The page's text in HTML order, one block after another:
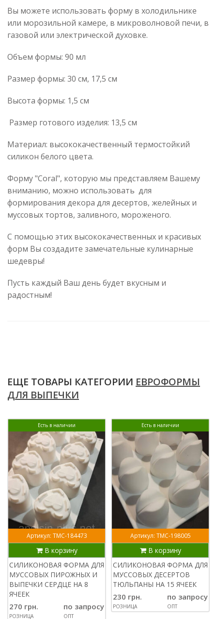
Вы можете использовать форму в холодильнике
или морозильной камере, в микроволновой печи, в
газовой или электрической духовке.
Объем формы: 90 мл
Размер формы: 30 см, 17,5 см
Высота формы: 1,5 см
Размер готового изделия: 13,5 см
Материал: высококачественный термостойкий
силикон белого цвета.
Форму "Coral", которую мы представляем Вашему
вниманию, можно использовать для
формирования декора для десертов, желейных и
муссовых тортов, заливного, мороженого.
С помощью этих высококачественных и красивых
форм Вы создадите замечательные кулинарные
шедевры!
Пусть каждый Ваш день будет вкусным и
радостным!
ЕЩЕ ТОВАРЫ КАТЕГОРИИ ЕВРОФОРМЫ
ДЛЯ ВЫПЕЧКИ
Есть в наличии
Артикул: ТМС-184473
В корзину
СИЛИКОНОВАЯ ФОРМА ДЛЯ
МУССОВЫХ ПИРОЖНЫХ И
ВЫПЕЧКИ СЕРДЦЕ НА 8
ЯЧЕЕК
270 грн.
РОЗНИЦА
по запросу
ОПТ
Есть в наличии
Артикул: ТМС-198005
В корзину
СИЛИКОНОВАЯ ФОРМА ДЛЯ
МУССОВЫХ ДЕСЕРТОВ
ТЮЛЬПАНЫ НА 15 ЯЧЕЕК
230 грн.
РОЗНИЦА
по запросу
ОПТ